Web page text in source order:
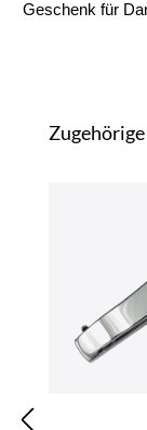
Geschenk für